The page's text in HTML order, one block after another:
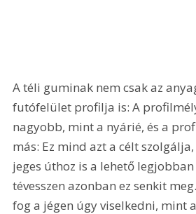
A téli guminak nem csak az
futófelület profilja is: A
nagyobb, mint a nyárié, és a
más: Ez mind azt a célt
jeges úthoz is a lehető
tévesszen azonban ez senkit
fog a jégen úgy viselkedni, mint